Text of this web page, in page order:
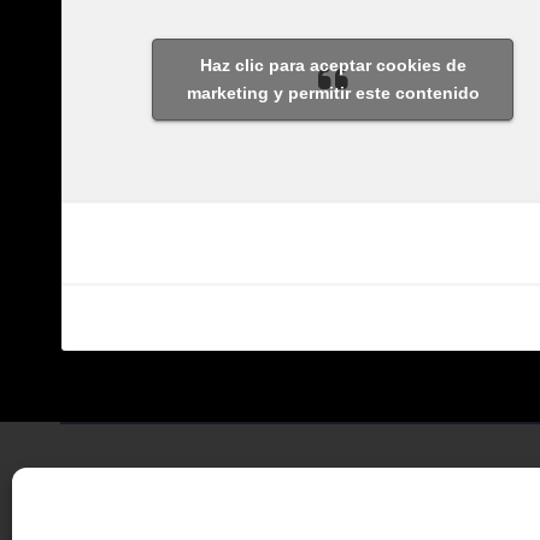
Haz clic para aceptar cookies de
marketing y permitir este contenido